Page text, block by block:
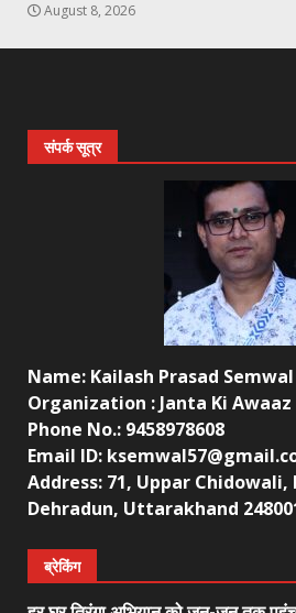
August 8, 2026
संपर्क सूत्र
Name: Kailash Prasad Semwal
Organization : Janta Ki Awaaz
Phone No.: 9458978608
Email ID:
Address: 71, Uppar Chidowali,
Dehradun, Uttarakhand
ब्रेकिंग